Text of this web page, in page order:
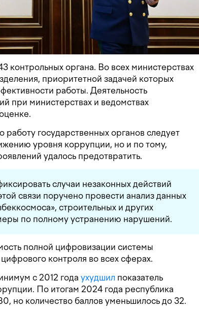
контрольных органа. Во всех министерствах
приоритетной задачей которых
работы. Деятельность
при министерствах и ведомствах
работу государственных органов следует
уровня коррупции, но и по тому,
удалось предотвратить.
случаи незаконных действий
связи поручено провести анализ данных
строительных и других
по полному устранению нарушений.
полной цифровизации системы
контроля во всех сферах.
с 2012 года ухудшил показатель
По итогам 2024 года республика
но количество баллов уменьшилось до 32.